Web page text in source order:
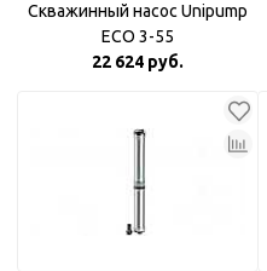
Скважинный насос Unipump
ECO 3-55
22 624 руб.